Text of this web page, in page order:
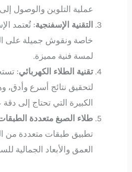
عملية التلوين والوصول إلى
التقنية الإسفنجية: تُعتمد
خاصة ونقوش جميلة على
لمسة فنية مميزة.
تقنية الطلاء الكهربائي:
لتحقيق نتائج أسرع وأدق،
الكبيرة التي تحتاج إلى دقة
طلاء الصبغ متعددة
تطبيق طبقات متعددة من
العمق والأبعاد الجمالية